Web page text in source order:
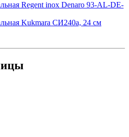
Regent inox Denaro 93-AL-DE-
Kukmara СИ240а, 24 см